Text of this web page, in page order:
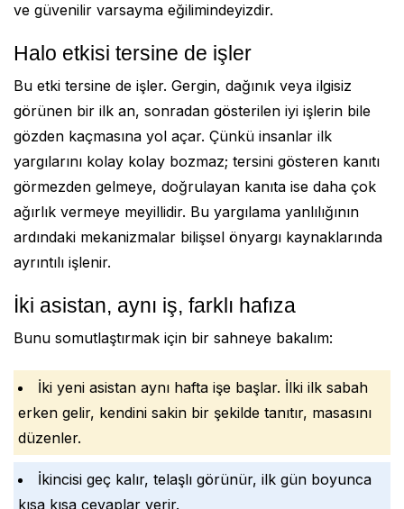
ve güvenilir varsayma eğilimindeyizdir.
Halo etkisi tersine de işler
Bu etki tersine de işler. Gergin, dağınık veya ilgisiz
görünen bir ilk an, sonradan gösterilen iyi işlerin bile
gözden kaçmasına yol açar. Çünkü insanlar ilk
yargılarını kolay kolay bozmaz; tersini gösteren kanıtı
görmezden gelmeye, doğrulayan kanıta ise daha çok
ağırlık vermeye meyillidir. Bu yargılama yanlılığının
ardındaki mekanizmalar bilişsel önyargı kaynaklarında
ayrıntılı işlenir.
İki asistan, aynı iş, farklı hafıza
Bunu somutlaştırmak için bir sahneye bakalım:
İki yeni asistan aynı hafta işe başlar. İlki ilk sabah
erken gelir, kendini sakin bir şekilde tanıtır, masasını
düzenler.
İkincisi geç kalır, telaşlı görünür, ilk gün boyunca
kısa kısa cevaplar verir.